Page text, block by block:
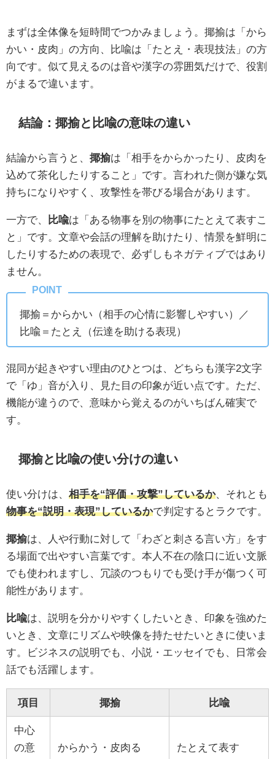
まずは全体像を短時間でつかみましょう。揶揄は「から
かい・皮肉」の方向、比喩は「たとえ・表現技法」の方
向です。似て見えるのは音や漢字の雰囲気だけで、役割
がまるで違います。
結論：揶揄と比喩の意味の違い
結論から言うと、 揶揄は「相手をからかったり、皮肉を
込めて茶化したりすること」です。言われた側が嫌な気
持ちになりやすく、攻撃性を帯びる場合があります。
一方で、 比喩は「ある物事を別の物事にたとえて表すこ
と」です。文章や会話の理解を助けたり、情景を鮮明に
したりするための表現で、必ずしもネガティブではあり
ません。
揶揄＝からかい（相手の心情に影響しやすい）／
比喩＝たとえ（伝達を助ける表現）
混同が起きやすい理由のひとつは、どちらも漢字2文字
で「ゆ」音が入り、見た目の印象が近い点です。ただ、
機能が違うので、意味から覚えるのがいちばん確実で
す。
揶揄と比喩の使い分けの違い
使い分けは、 相手を“評価・攻撃”しているか、それとも
物事を“説明・表現”しているかで判定するとラクです。
揶揄は、人や行動に対して「わざと刺さる言い方」をす
る場面で出やすい言葉です。本人不在の陰口に近い文脈
でも使われますし、冗談のつもりでも受け手が傷つく可
能性があります。
比喩は、説明を分かりやすくしたいとき、印象を強めた
いとき、文章にリズムや映像を持たせたいときに使いま
す。ビジネスの説明でも、小説・エッセイでも、日常会
話でも活躍します。
項目 揶揄 比喩
中心
の意
からかう・皮肉る たとえて表す